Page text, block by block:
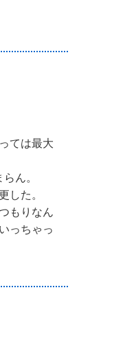
ては最大
ん。
した。
もりなん
っちゃっ